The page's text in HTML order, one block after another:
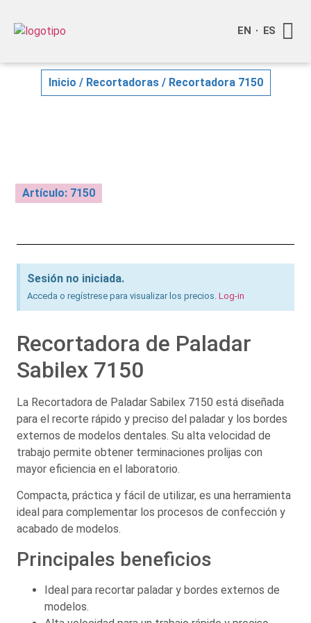
EN ES
Inicio / Recortadoras/ Recortadora 7150
Artículo: 7150
Sesión no iniciada.
Acceda o regístrese para visualizar los precios. Log-in
Recortadora de Paladar
Sabilex 7150
La Recortadora de Paladar Sabilex 7150 está diseñada
para el recorte rápido y preciso del paladar y los bordes
externos de modelos dentales. Su alta velocidad de
trabajo permite obtener terminaciones prolijas con
mayor eficiencia en el laboratorio.
Compacta, práctica y fácil de utilizar, es una herramienta
ideal para complementar los procesos de confección y
acabado de modelos.
Principales beneficios
Ideal para recortar paladar y bordes externos de
modelos.